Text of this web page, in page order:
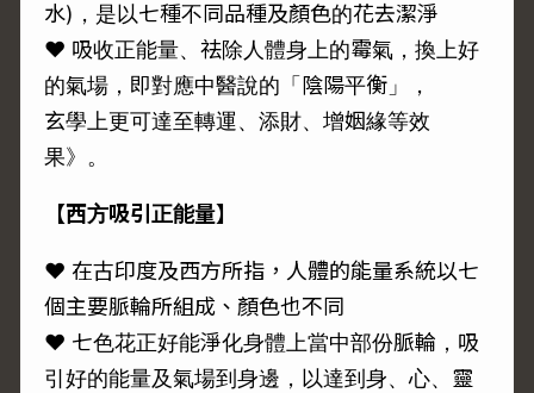
水)，是以七種不同品種及顏色的花去潔淨
♥ 吸收正能量、祛除人體身上的霉氣，換上好
的氣場，即對應中醫說的「陰陽平衡」，
玄學上更可達至轉運、添財、增姻緣等效
果》。
【西方吸引正能量】
♥ 在古印度及西方所指，人體的能量系統以七
個主要脈輪所組成、顏色也不同
♥ 七色花正好能淨化身體上當中部份脈輪，吸
引好的能量及氣場到身邊，以達到身、心、靈